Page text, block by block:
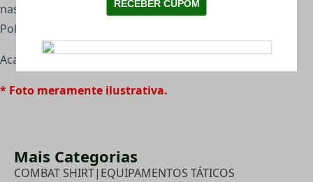
nas mangas; No peitoral tecido em ultramicro Dry 100%
Poliéster;
Acabamento da gola em tecido Ripstop com zíper;
* Foto meramente ilustrativa.
Mais Categorias
COMBAT SHIRT| EQUIPAMENTOS TÁTICOS